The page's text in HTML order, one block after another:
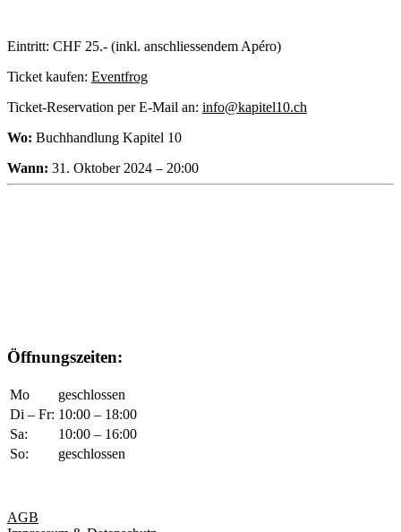
Eintritt: CHF 25.- (inkl. anschliessendem Apéro)
Ticket kaufen: Eventfrog
Ticket-Reservation per E-Mail an: info@kapitel10.ch
Wo: Buchhandlung Kapitel 10
Wann: 31. Oktober 2024 – 20:00
Öffnungszeiten:
Mo
geschlossen
Di – Fr: 10:00 – 18:00
Sa:
10:00 – 16:00
So:
geschlossen
AGB